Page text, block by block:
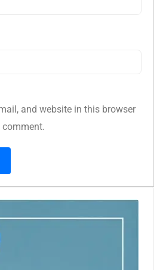
and website in this browser